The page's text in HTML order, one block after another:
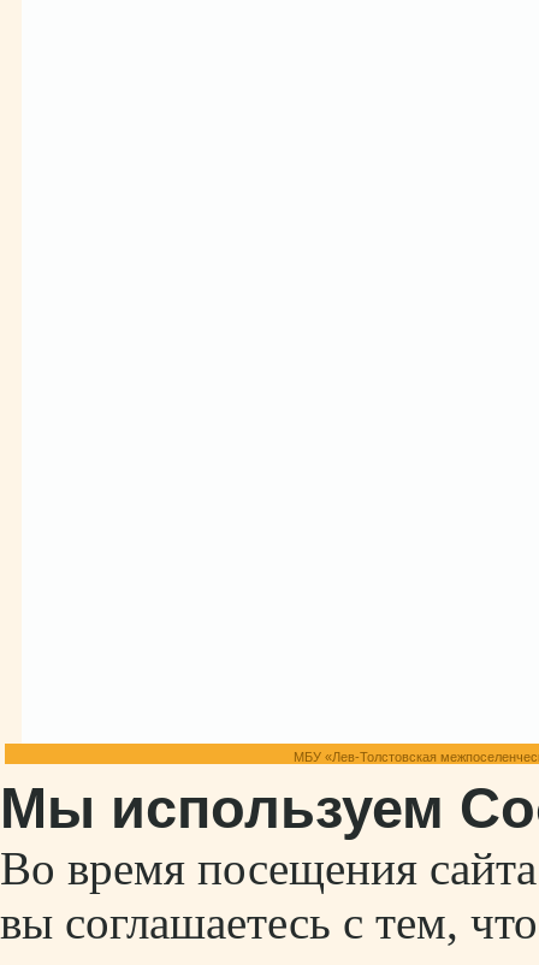
МБУ «Лев-Толстовская
Мы используем
Во время посещения
вы соглашаетесь с тем,